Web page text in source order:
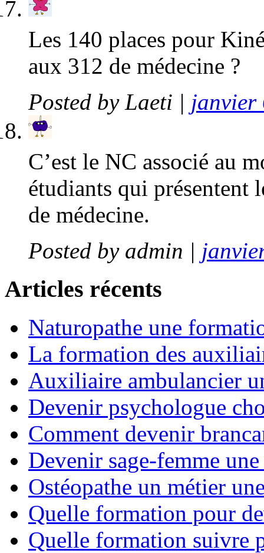
Les 140 places pour
aux 312 de médecine ?
Posted by Laeti | janvier
C’est le NC associé au
étudiants qui présentent
de médecine.
Posted by admin |
Articles récents
Naturopathe une
La formation des
Auxiliaire ambulancier
Devenir psychologue
Comment devenir
Devenir sage-femme
Ostéopathe un métier
Quelle formation pour
Quelle formation suivre